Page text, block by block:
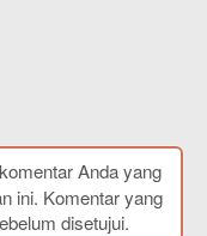
Anda yang
ini. Komentar yang
disetujui.